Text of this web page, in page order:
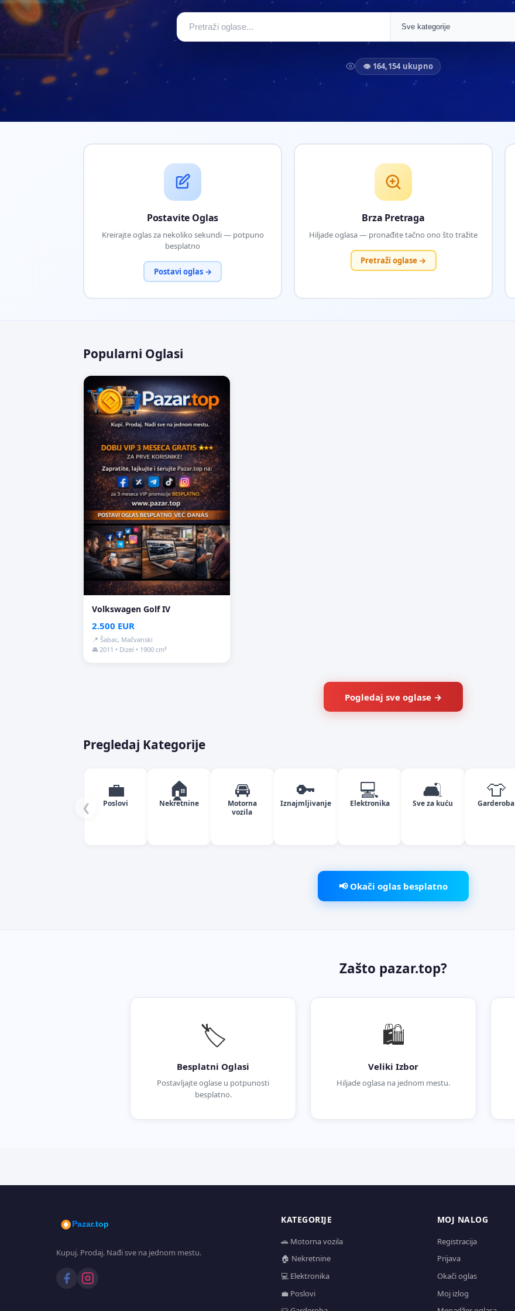
👁 164,154 ukupno
Postavite Oglas
Kreirajte oglas za nekoliko sekundi — potpuno
besplatno
Postavi oglas →
Brza Pretraga
Hiljade oglasa — pronađite tačno ono što tražite
Pretraži oglase →
Popularni Oglasi
Volkswagen Golf IV
2.500 EUR
📍 Šabac, Mačvanski
🚘 2011 • Dizel • 1900 cm³
Pogledaj sve oglase →
Pregledaj Kategorije
❮
💼
Poslovi
🏠
Nekretnine
🚘
Motorna
vozila
🔑
Iznajmljivanje
💻
Elektronika
🛋️
Sve za kuću
👕
Garderoba
📢 Okači oglas besplatno
Zašto pazar.top?
🏷️
Besplatni Oglasi
Postavljajte oglase u potpunosti
besplatno.
🛍️
Veliki Izbor
Hiljade oglasa na jednom mestu.
Pazar.top
Kupuj. Prodaj. Nađi sve na jednom mestu.
KATEGORIJE
🚗 Motorna vozila
🏠 Nekretnine
💻 Elektronika
💼 Poslovi
MOJ NALOG
Registracija
Prijava
Okači oglas
Moj izlog